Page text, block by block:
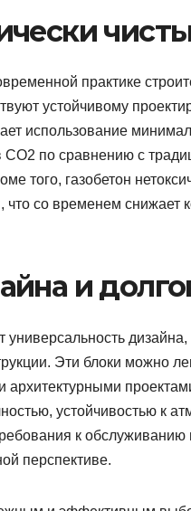
практике
устойчивому
использование
CO2 по сравнению с
того, газобетон
со временем снижает
и
Эти блоки можно
устойчивостью к
к обслуживанию
перспективе.